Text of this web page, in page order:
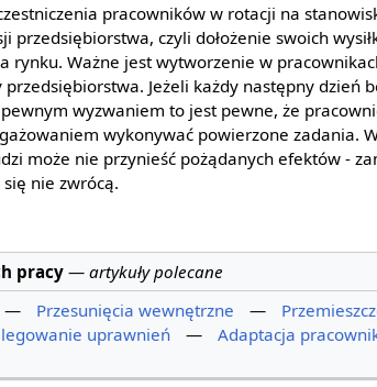
pracowników w rotacji na
przedsiębiorstwa, czyli dołożenie swoich
rynku. Ważne jest wytworzenie w
Jeżeli każdy następny dzień
wyzwaniem to jest pewne, że
wykonywać powierzone zadania.
może nie przynieść pożądanych efektów -
nie zwrócą.
pracy— artykuły polecane
— Przesunięcia wewnętrzne —
uprawnień — Adaptacja